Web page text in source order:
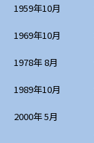
1959年10月
1969年10月
1978年 8月
1989年10月
2000年 5月